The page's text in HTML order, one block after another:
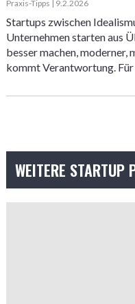
Praxis-Tipps | 9.2.2026
Startups zwischen
Unternehmen starten aus
besser machen, moderner,
kommt Verantwortung. Für
WEITERE STARTUP